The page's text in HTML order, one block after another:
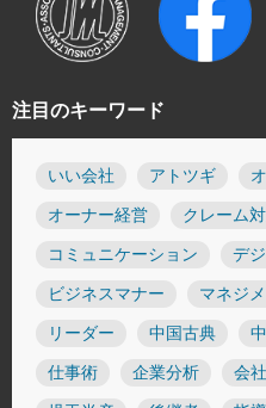
注目のキーワード
いい会社 アトツギ
オーナー経営 クレーム
コミュニケーション デ
ビジネスマナー マネジ
リーダー 中国古典
仕事術 企業分析 会